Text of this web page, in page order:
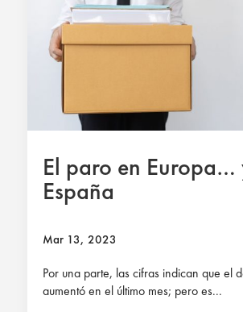
El paro en Europa…
España
Mar 13, 2023
Por una parte, las cifras indican que el
aumentó en el último mes; pero es...